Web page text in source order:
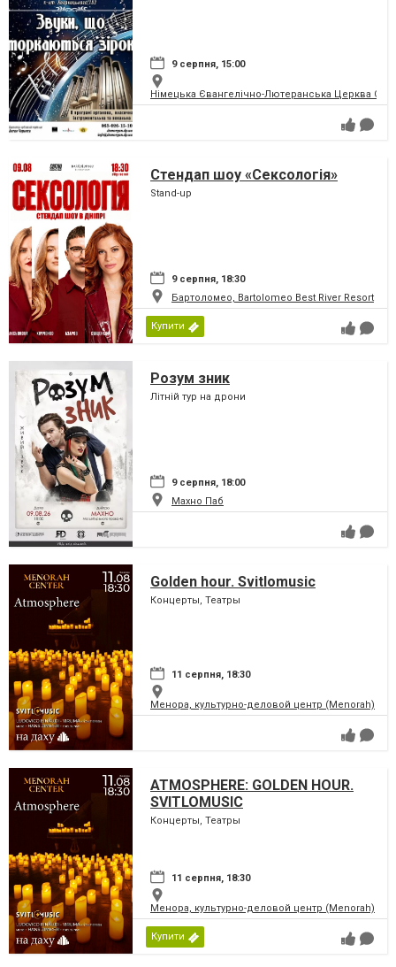
9 серпня, 15:00
Німецька Євангелічно-Лютеранська Церква
Стендап шоу «Сексологія»
Stand-up
9 серпня, 18:30
Бартоломео, Bartolomeo Best River Resort
Купити
Розум зник
Літній тур на дрони
9 серпня, 18:00
Махно Паб
Golden hour. Svitlomusic
Концерты, Театры
11 серпня, 18:30
Менора, культурно-деловой центр (Menorah)
ATMOSPHERE: GOLDEN HOUR.
SVITLOMUSIC
Концерты, Театры
11 серпня, 18:30
Менора, культурно-деловой центр (Menorah)
Купити